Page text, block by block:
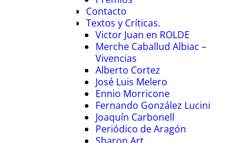
Contacto
Textos y Críticas.
Victor Juan en ROLDE
Merche Caballud Albiac –
Vivencias
Alberto Cortez
José Luis Melero
Ennio Morricone
Fernando González Lucini
Joaquín Carbonell
Periódico de Aragón